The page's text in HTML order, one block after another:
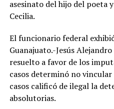
asesinato del hijo del poeta
Cecilia.
El funcionario federal
Guanajuato.-Jesús
resuelto a favor de los
casos determinó no
casos calificó de ilegal la
absolutorias.